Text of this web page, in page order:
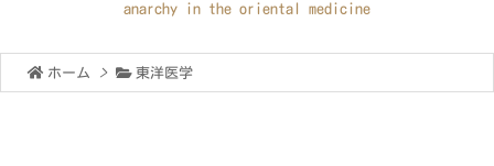
anarchy in the oriental medicine
ホーム > 東洋医学